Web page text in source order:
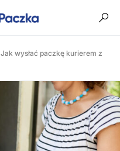
Jak wysłać paczkę kurierem z